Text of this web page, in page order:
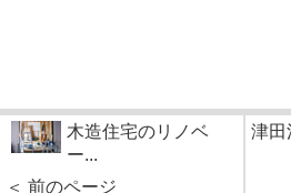
木造住宅のリノベ
ー...
＜ 前のページ
津田